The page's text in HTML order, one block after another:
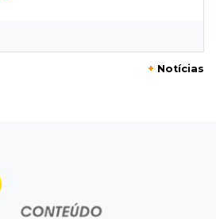
salários de até R$ 8,2 mil;
durante roubo de carro e
pátio
+ Notícias